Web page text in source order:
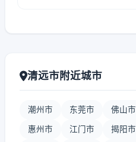
清远市附近城市
潮州市 东莞市 佛山市
惠州市 江门市 揭阳市